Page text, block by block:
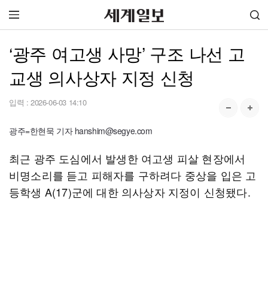
‘광주 여고생 사망’ 구조 나선 고
교생 의사상자 지정 신청
입력 : 2026-06-03 14:10
광주=한현묵 기자 hanshim@segye.com
최근 광주 도심에서 발생한 여고생 피살 현장에서
비명소리를 듣고 피해자를 구하려다 중상을 입은 고
등학생 A(17)군에 대한 의사상자 지정이 신청됐다.